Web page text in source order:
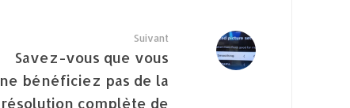
Suivant
Savez-vous que vous
ne bénéficiez pas de la
résolution complète de